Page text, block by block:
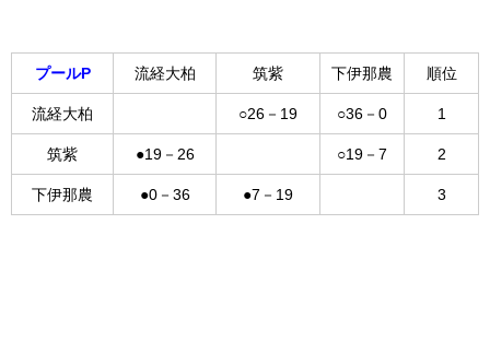
プールP 流経大柏 筑紫 下伊那農 順位
流経大柏 ○26－19 ○36－0 1
筑紫 ●19－26 ○19－7 2
下伊那農 ●0－36 ●7－19 3